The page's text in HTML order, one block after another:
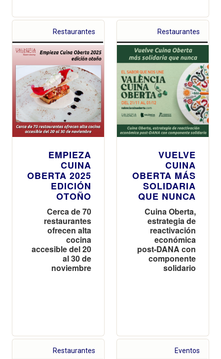
Restaurantes
EMPIEZA
CUINA
OBERTA 2025
EDICIÓN
OTOÑO
Cerca de 70
restaurantes
ofrecen alta
cocina
accesible del 20
al 30 de
noviembre
Restaurantes
VUELVE
CUINA
OBERTA MÁS
SOLIDARIA
QUE NUNCA
Cuina Oberta,
estrategia de
reactivación
económica
post-DANA con
componente
solidario
Restaurantes Eventos